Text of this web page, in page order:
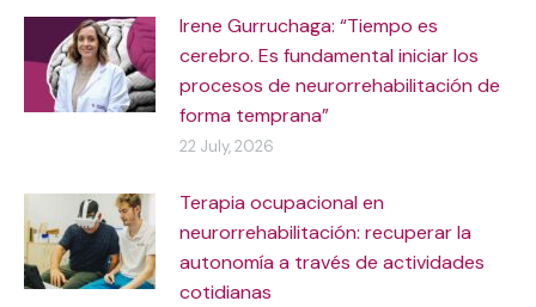
Irene Gurruchaga: “Tiempo es
cerebro. Es fundamental iniciar los
procesos de neurorrehabilitación de
forma temprana”
22 July, 2026
Terapia ocupacional en
neurorrehabilitación: recuperar la
autonomía a través de actividades
cotidianas